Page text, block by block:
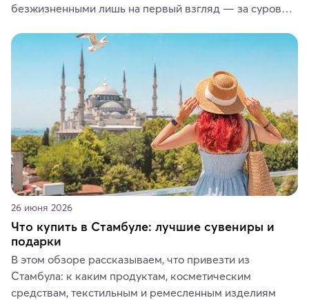
безжизненными лишь на первый взгляд — за суровой
животные и маршруты, которые дарят одни из самых
ярких впечатлений от путешествий.
26 июня 2026
Что купить в Стамбуле: лучшие сувениры и
подарки
В этом обзоре рассказываем, что привезти из
Стамбула: к каким продуктам, косметическим
средствам, текстильным и ремесленным изделиям